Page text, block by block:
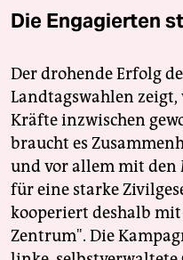
Die Engagierten
Der drohende Erfolg
Landtagswahlen
Kräfte inzwischen
braucht es
und vor allem mit den
für eine starke
kooperiert deshalb
Zentrum". Die